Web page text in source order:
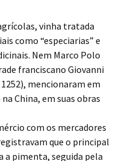
vinha tratada
como “especiarias” e
Nem Marco Polo
franciscano Giovanni
1252), mencionaram em
China, em suas obras
com os mercadores
que o principal
a pimenta, seguida pela